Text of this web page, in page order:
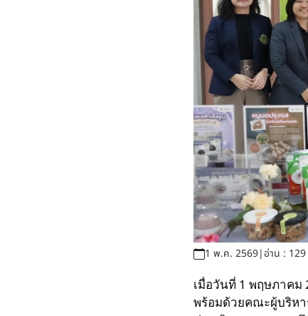
1 พ.ค. 2569|อ่าน :
เมื่อวันที่ 1 พฤษภาค
พร้อมด้วยคณะผู้บริห